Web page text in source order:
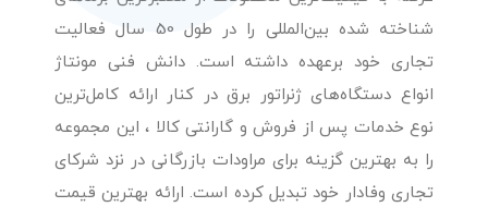
شناخته شده بین‌المللی را در طول 50 سال فعالیت
تجاری خود برعهده داشته است. دانش فنی مونتاژ
انواع دستگاه‌های ژنراتور برق در کنار ارائه کامل‌ترین
نوع خدمات پس از فروش و گارانتی کالا ، این مجموعه
را به بهترین گزینه برای مراودات بازرگانی در نزد شرکای
تجاری وفادار خود تبدیل کرده است. ارائه بهترین قیمت